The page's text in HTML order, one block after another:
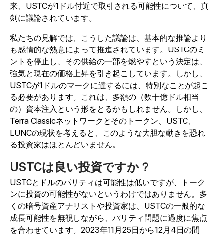
来、USTCが1ドル付近で取引される可能性について、真
剣に議論されています。
私たちの見解では、こうした議論は、基本的な推論より
も感情的な熱意によって推進されています。USTCのミ
ントを停止し、その供給の一部を燃やすという決定は、
強気と現在の価格上昇を引き起こしています。しかし、
USTCが1ドルのマークに達するには、特別なことが起こ
る必要があります。これは、多額の（数十億ドル相当
の）資本注入という形をとるかもしれません。しかし、
Terra Classicネットワークとそのトークン、USTC、
LUNCの現状を考えると、このような大胆な動きを恐れ
る投資家はほとんどいません。
USTCは良い投資ですか？
USTCとドルのパリティは可能性は低いですが、トーク
ンに投資の可能性がないというわけではありません。多
くの暗号資産アナリストや投資家は、USTCの一般的な
成長可能性を無視しながら、パリティ問題に過度に焦点
を合わせています。2023年11月25日から12月4日の間